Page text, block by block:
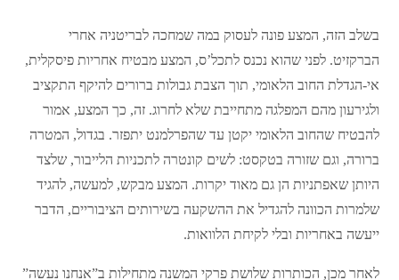
בשלב הזה, המצע פונה לעסוק במה שמחכה לבריטניה אחרי
הברקזיט. לפני שהוא נכנס לתכל’ס, המצע מבטיח אחריות פיסקלית,
אי-הגדלת החוב הלאומי, תוך הצבת גבולות ברורים להיקף התקציב
ולגירעון מהם המפלגה מתחייבת שלא לחרוג. זה, כך המצע, אמור
להבטיח שהחוב הלאומי יקטן עד שהפרלמנט יתפזר. בגדול, המטרה
ברורה, וגם שזורה בטקסט: לשים קונטרה לתכניות הלייבור, שלצד
היותן שאפתניות הן גם מאוד יקרות. המצע מבקש, למעשה, להגיד
שלמרות הכוונה להגדיל את ההשקעה בשירותים הציבוריים, הדבר
ייעשה באחריות ובלי לקיחת הלוואות.
לאחר מכן, הכותרות שלושת פרקי המשנה מתחילות ב”אנחנו נעשה”